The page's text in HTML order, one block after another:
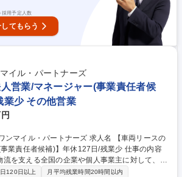
用予定人数
てもらう
イル・パートナーズ
人営業/マネージャー(事業責任者候
業少 その他営業
パートナーズ 求人名 【車両リースの
任者候補)】年休127日/残業少 仕事の内容
流を支える全国の企業や個人事業主に対して、軽
両のリースを提案する当社にて、事業責任者候補
120日以上
月平均残業時間20時間以内